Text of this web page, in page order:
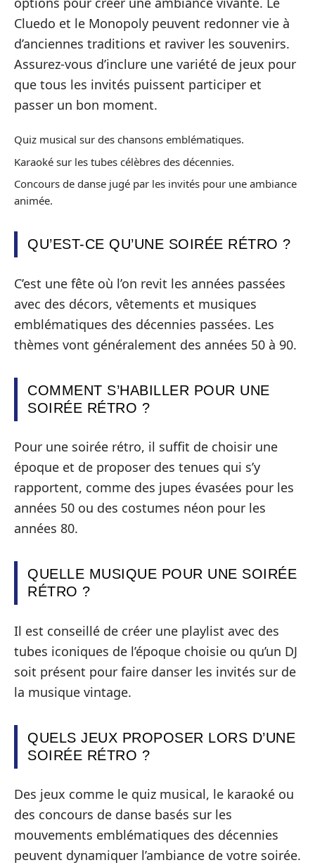
Cluedo et le Monopoly peuvent redonner vie à
d’anciennes traditions et raviver les souvenirs.
Assurez-vous d’inclure une variété de jeux pour
que tous les invités puissent participer et
passer un bon moment.
Quiz musical sur des chansons emblématiques.
Karaoké sur les tubes célèbres des décennies.
Concours de danse jugé par les invités pour une ambiance
animée.
QU’EST-CE QU’UNE SOIRÉE RÉTRO ?
C’est une fête où l’on revit les années passées
avec des décors, vêtements et musiques
emblématiques des décennies passées. Les
thèmes vont généralement des années 50 à 90.
COMMENT S’HABILLER POUR UNE
SOIRÉE RÉTRO ?
Pour une soirée rétro, il suffit de choisir une
époque et de proposer des tenues qui s’y
rapportent, comme des jupes évasées pour les
années 50 ou des costumes néon pour les
années 80.
QUELLE MUSIQUE POUR UNE SOIRÉE
RÉTRO ?
Il est conseillé de créer une playlist avec des
tubes iconiques de l’époque choisie ou qu’un DJ
soit présent pour faire danser les invités sur de
la musique vintage.
QUELS JEUX PROPOSER LORS D’UNE
SOIRÉE RÉTRO ?
Des jeux comme le quiz musical, le karaoké ou
des concours de danse basés sur les
mouvements emblématiques des décennies
peuvent dynamiquer l’ambiance de votre soirée.